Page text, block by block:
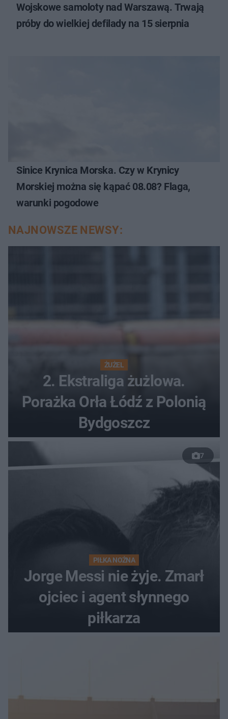
Wojskowe samoloty nad Warszawą. Trwają
próby do wielkiej defilady na 15 sierpnia
Sinice Krynica Morska. Czy w Krynicy
Morskiej można się kąpać 08.08? Flaga,
warunki pogodowe
NAJNOWSZE NEWSY:
ŻUŻEL
2. Ekstraliga żużlowa.
Porażka Orła Łódź z Polonią
Bydgoszcz
7
PIŁKA NOŻNA
Jorge Messi nie żyje. Zmarł
ojciec i agent słynnego
piłkarza